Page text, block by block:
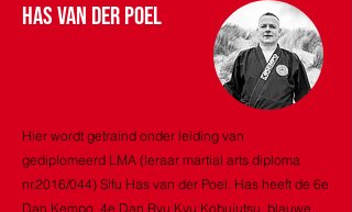
has van der poel
Hier wordt getraind onder leiding van
gediplomeerd LMA (leraar martial arts diploma
nr.2016/044) Sifu Has van der Poel. Has heeft de 6e
Dan Kempo, 4e Dan Ryu Kyu Kobujutsu, blauwe